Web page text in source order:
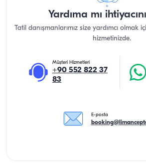
Yardıma mı
Tatil danışmanlarımız size yardımcı olmak
hizmetinizde.
Müşteri Hizmetleri
+90 552 822 37
83
E-posta